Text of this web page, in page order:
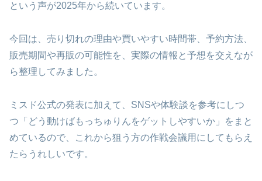
という声が2025年から続いています。
今回は、売り切れの理由や買いやすい時間帯、予約方法、
販売期間や再販の可能性を、実際の情報と予想を交えなが
ら整理してみました。
ミスド公式の発表に加えて、SNSや体験談を参考にしつ
つ「どう動けばもっちゅりんをゲットしやすいか」をまと
めているので、これから狙う方の作戦会議用にしてもらえ
たらうれしいです。